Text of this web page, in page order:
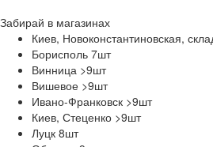
Забирай в магазинах
Киев, Новоконстантиновская,
Борисполь 7шт
Винница >9шт
Вишевое >9шт
Ивано-Франковск >9шт
Киев, Стеценко >9шт
Луцк 8шт